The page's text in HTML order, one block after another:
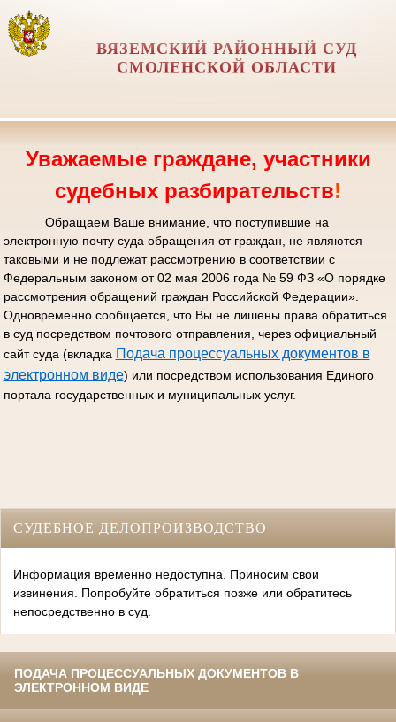
ВЯЗЕМСКИЙ РАЙОННЫЙ СУД
СМОЛЕНСКОЙ ОБЛАСТИ
Уважаемые граждане, участники
судебных разбирательств!
Обращаем Ваше внимание, что поступившие на
электронную почту суда обращения от граждан, не являются
таковыми и не подлежат рассмотрению в соответствии с
Федеральным законом от 02 мая 2006 года № 59 ФЗ «О порядке
рассмотрения обращений граждан Российской Федерации».
Одновременно сообщается, что Вы не лишены права обратиться
в суд посредством почтового отправления, через официальный
сайт суда (вкладка Подача процессуальных документов в
электронном виде) или посредством использования Единого
портала государственных и муниципальных услуг.
СУДЕБНОЕ ДЕЛОПРОИЗВОДСТВО
Информация временно недоступна. Приносим свои
извинения. Попробуйте обратиться позже или обратитесь
непосредственно в суд.
ПОДАЧА ПРОЦЕССУАЛЬНЫХ ДОКУМЕНТОВ В
ЭЛЕКТРОННОМ ВИДЕ